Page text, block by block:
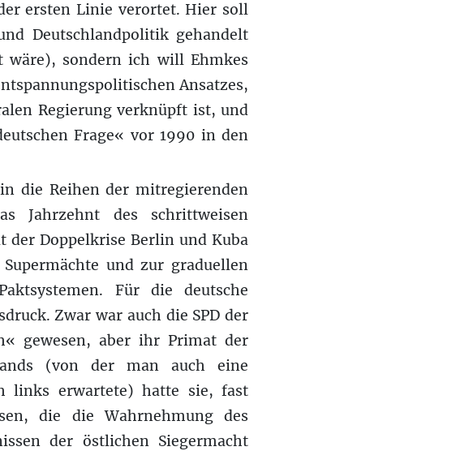
ersten Linie verortet. Hier soll
Deutschlandpolitik gehandelt
wäre), sondern ich will Ehmkes
Ansatzes,
Regierung verknüpft ist, und
Frage« vor 1990 in den
die Reihen der mitregierenden
Jahrzehnt des schrittweisen
Doppelkrise Berlin und Kuba
und zur graduellen
Für die deutsche
Zwar war auch die SPD der
gewesen, aber ihr Primat der
(von der man auch eine
links erwartete) hatte sie, fast
die die Wahrnehmung des
der östlichen Siegermacht